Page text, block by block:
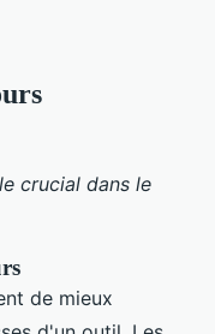
crucial dans le
de mieux